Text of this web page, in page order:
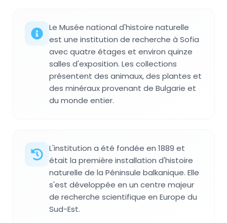
Le Musée national d'histoire naturelle
est une institution de recherche à Sofia
avec quatre étages et environ quinze
salles d'exposition. Les collections
présentent des animaux, des plantes et
des minéraux provenant de Bulgarie et
du monde entier.
L'institution a été fondée en 1889 et
était la première installation d'histoire
naturelle de la Péninsule balkanique. Elle
s'est développée en un centre majeur
de recherche scientifique en Europe du
Sud-Est.